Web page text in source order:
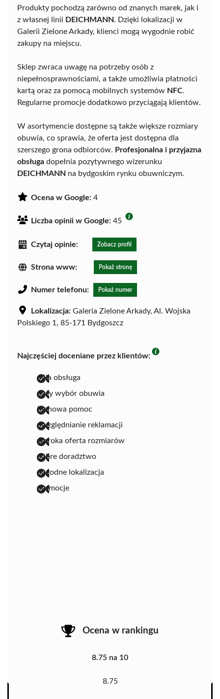
Produkty pochodzą zarówno od znanych marek, jak i
z własnej linii DEICHMANN. Dzięki lokalizacji w
Galerii Zielone Arkady, klienci mogą wygodnie robić
zakupy na miejscu.
Sklep zwraca uwagę na potrzeby osób z
niepełnosprawnościami, a także umożliwia płatności
kartą oraz za pomocą mobilnych systemów NFC.
Regularne promocje dodatkowo przyciągają klientów.
W asortymencie dostępne są także większe rozmiary
obuwia, co sprawia, że oferta jest dostępna dla
szerszego grona odbiorców. Profesjonalna i przyjazna
obsługa dopełnia pozytywnego wizerunku
DEICHMANN na bydgoskim rynku obuwniczym.
Ocena w Google: 4
Liczba opinii w Google: 45
Czytaj opinie: Zobacz profil
Strona www: Pokaż stronę
Numer telefonu: Pokaż numer
Lokalizacja: Galeria Zielone Arkady, Al. Wojska
Polskiego 1, 85-171 Bydgoszcz
Najczęściej doceniane przez klientów:
miła obsługa
duży wybór obuwia
fachowa pomoc
uwzględnianie reklamacji
szeroka oferta rozmiarów
dobre doradztwo
dogodne lokalizacja
promocje
Ocena w rankingu
8.75 na 10
8.75